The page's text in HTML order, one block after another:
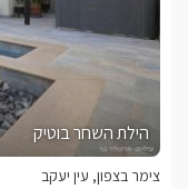
הילת השחר בוטיק
צימר בצפון, עין יעקב